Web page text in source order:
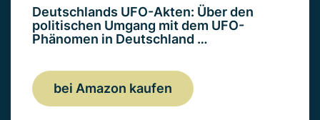
Deutschlands UFO-Akten: Über den
politischen Umgang mit dem UFO-
Phänomen in Deutschland …
bei Amazon kaufen